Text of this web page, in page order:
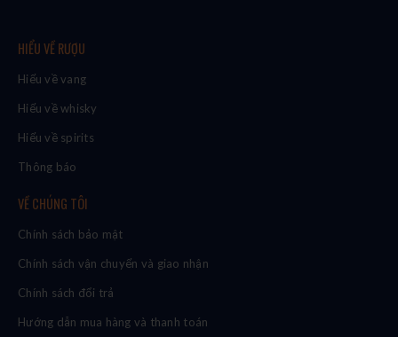
HIỂU VỀ RƯỢU
Hiểu về vang
Hiểu về whisky
Hiểu về spirits
Thông báo
VỀ CHÚNG TÔI
Chính sách bảo mật
Chính sách vận chuyển và giao nhận
Chính sách đổi trả
Hướng dẫn mua hàng và thanh toán